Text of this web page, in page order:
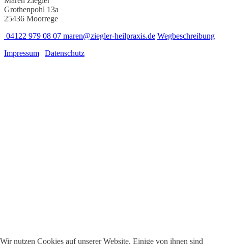
Grothenpohl 13a
25436 Moorrege
04122 979 08 07 maren@ziegler-heilpraxis.de Wegbeschreibung
Impressum | Datenschutz
Wir nutzen Cookies auf unserer Website. Einige von ihnen sind